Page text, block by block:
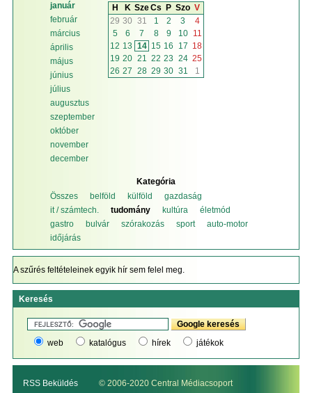
január
február
március
április
május
június
július
augusztus
szeptember
október
november
december
H
K SzeCs P Szo V
29 30 31 1 2 3
4
5
6 7 8 9 10
11
12 13 14 15 16 17 18
19 20 21 22 23 24 25
26 27 28 29 30 31 1
Kategória
Összes
belföld külföld
gazdaság
it / számtech.
tudomány kultúra
életmód
gastro
bulvár szórakozás sport
auto-motor
időjárás
A szűrés feltételeinek egyik hír sem felel meg.
Keresés
web katalógus hírek játékok
RSS Beküldés © 2006-2020 Central Médiacsoport